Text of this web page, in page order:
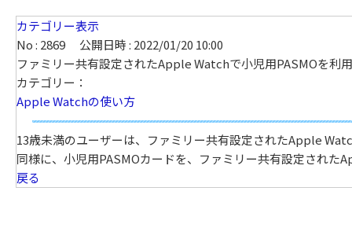
カテゴリー表示
No : 2869
公開日時 : 2022/01/20 10:00
ファミリー共有設定されたApple Watchで小児用PASMOを利
カテゴリー：
Apple Watchの使い方
13歳未満のユーザーは、ファミリー共有設定されたApple
同様に、小児用PASMOカードを、ファミリー共有設定され
戻る